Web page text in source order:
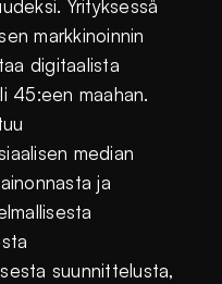
Yrityksessä
markkinoinnin
digitaalista
45:een maahan.
median
ja
suunnittelusta,